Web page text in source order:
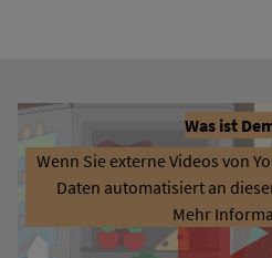
Was ist
Wenn Sie externe Videos von
Daten automatisiert an
Mehr